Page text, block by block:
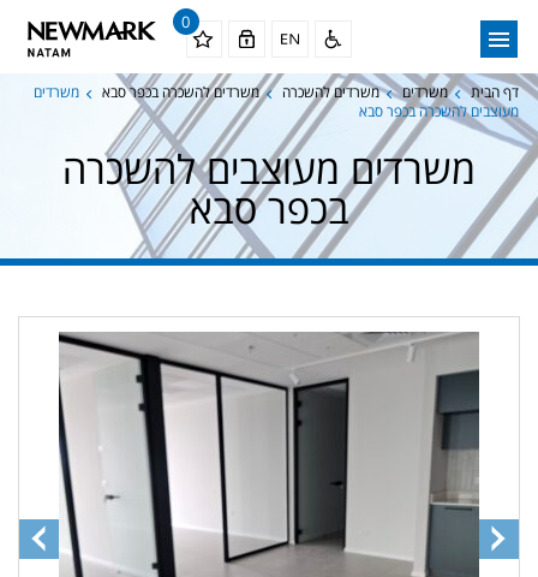
0
דף הבית משרדים משרדים להשכרה משרדים להשכרה בכפר סבא
משרדים
מעוצבים להשכרה בכפר סבא
משרדים מעוצבים להשכרה
בכפר סבא